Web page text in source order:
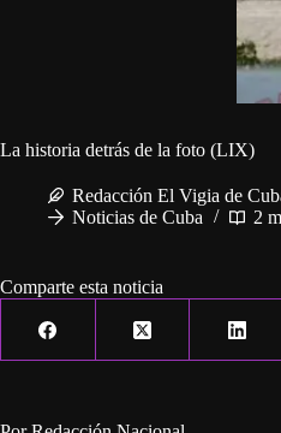
La historia detrás de la foto (LIX)
Redacción El Vigia de
Noticias de Cuba
2
Comparte esta noticia